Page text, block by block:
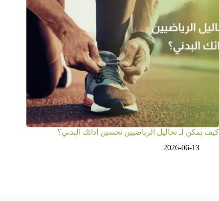
كيف يمكن لـ تحاليل الرياضيين تحسين أدائك البدني؟
2026-06-13